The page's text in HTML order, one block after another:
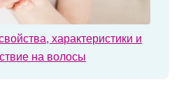
характеристики и
на волосы